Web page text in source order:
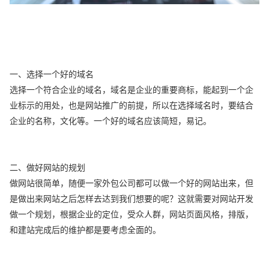
一、选择一个好的域名
选择一个符合企业的域名，域名是企业的重要商标，能起到一个企
业标示的用处，也是网站推广的前提，所以在选择域名时，要结合
企业的名称，文化等。一个好的域名应该简短，易记。
二、做好网站的规划
做网站很简单，随便一家外包公司都可以做一个好的网站出来，但
是做出来网站之后怎样去达到我们想要的呢？这就需要对网站开发
做一个规划，根据企业的定位，受众人群，网站页面风格，排版，
和建站完成后的维护都是要考虑全面的。